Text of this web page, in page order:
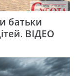
батьки
ВІДЕО